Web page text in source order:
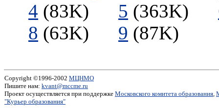
4 (83K) 5 (363K)
8 (63K) 9 (87K)
Copyright ©1996-2002 МЦНМО
Пишите нам: kvant@mccme.ru
Проект осуществляется при поддержке Московского комитета образования,
"Курьер образования"